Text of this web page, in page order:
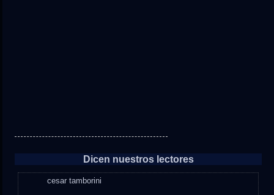
Dicen nuestros lectores
cesar tamborini